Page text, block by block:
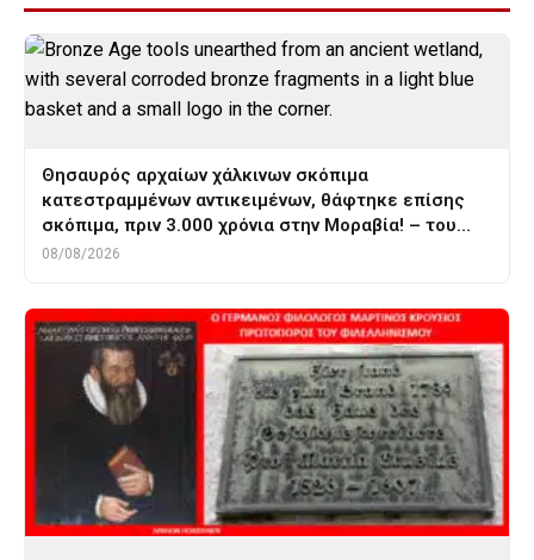
Θησαυρός αρχαίων χάλκινων σκόπιμα
κατεστραμμένων αντικειμένων, θάφτηκε επίσης
σκόπιμα, πριν 3.000 χρόνια στην Μοραβία! – του…
08/08/2026